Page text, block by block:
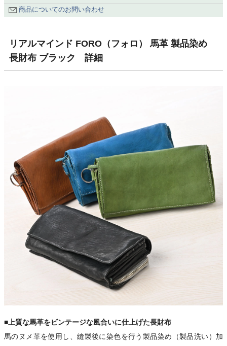
商品についてのお問い合わせ
リアルマインド FORO（フォロ） 馬革 製品染め
長財布 ブラック 詳細
■上質な馬革をビンテージな風合いに仕上げた長財布
馬のヌメ革を使用し、縫製後に染色を行う製品染め（製品洗い）加